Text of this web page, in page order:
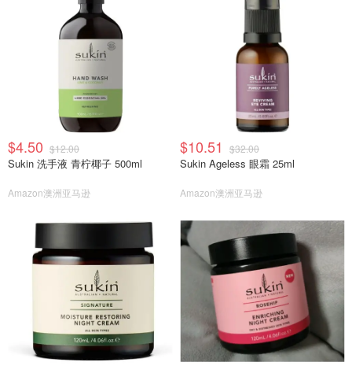
$4.50 $12.00
Sukin 洗手液 青柠椰子 500ml
Amazon澳洲亚马逊
$10.51 $32.00
Sukin Ageless 眼霜 25ml
Amazon澳洲亚马逊